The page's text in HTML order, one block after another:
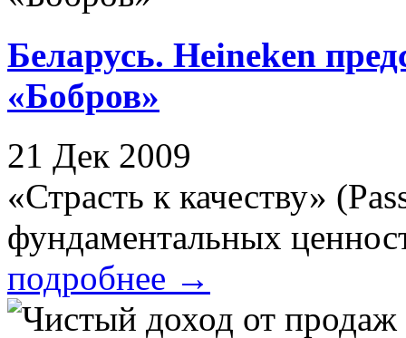
Беларусь. Heineken
«Бобров»
21 Дек 2009
«Страсть к качеству»
фундаментальных
подробнее →